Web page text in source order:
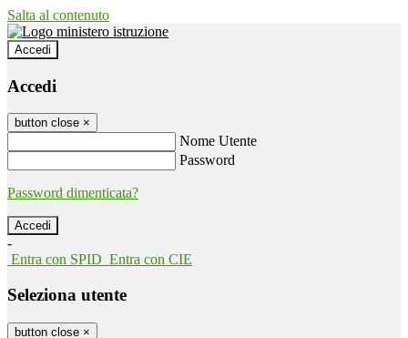
Salta al contenuto
Accedi
Accedi
button close ×
Nome Utente
Password
Password dimenticata?
-
Entra con SPID Entra con CIE
Seleziona utente
button close ×